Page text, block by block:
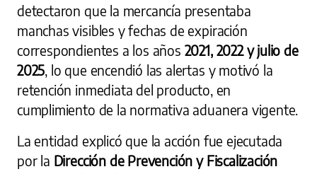
detectaron que la mercancía presentaba
manchas visibles y fechas de expiración
correspondientes a los años 2021, 2022 y julio de
2025 , lo que encendió las alertas y motivó la
retención inmediata del producto, en
cumplimiento de la normativa aduanera vigente.
La entidad explicó que la acción fue ejecutada
por la Dirección de Prevención y Fiscalización